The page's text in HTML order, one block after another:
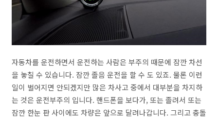
자동차를 운전하면서 운전하는 사람은 부주의 때문에 잠깐 차선
을 놓칠 수 있습니다. 잠깐 졸음 운전을 할 수 도 있죠. 물론 이런
일이 벌어지면 안되겠지만 많은 차사고 중에서 대부분을 차지하
는 것은 운전부주의 입니다. 핸드폰을 보다가, 또는 졸려서 또는
잠깐 한눈 판 사이에도 차량은 앞으로 달려나갑니다. 그리고 충돌